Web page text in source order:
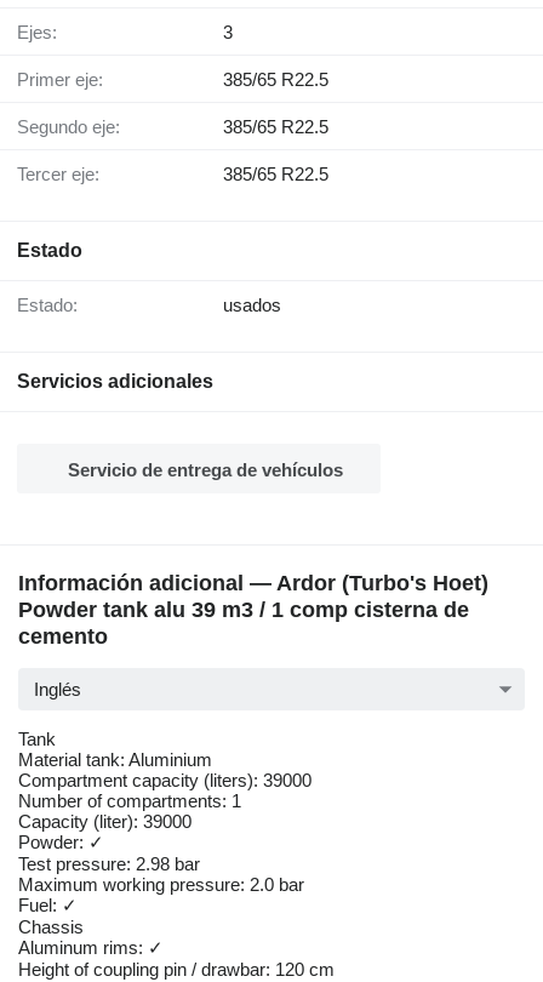
Ejes: 3
Primer eje: 385/65 R22.5
Segundo eje: 385/65 R22.5
Tercer eje: 385/65 R22.5
Estado
Estado: usados
Servicios adicionales
Servicio de entrega de vehículos
Información adicional — Ardor (Turbo's Hoet)
Powder tank alu 39 m3 / 1 comp cisterna de
cemento
Inglés
Tank
Material tank: Aluminium
Compartment capacity (liters): 39000
Number of compartments: 1
Capacity (liter): 39000
Powder: ✓
Test pressure: 2.98 bar
Maximum working pressure: 2.0 bar
Fuel: ✓
Chassis
Aluminum rims: ✓
Height of coupling pin / drawbar: 120 cm